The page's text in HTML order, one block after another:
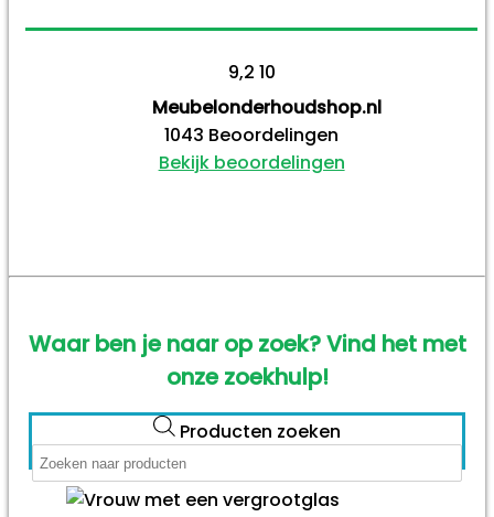
9,2 10
Meubelonderhoudshop.nl
1043 Beoordelingen
Bekijk beoordelingen
Waar ben je naar op zoek? Vind het met
onze zoekhulp!
Producten zoeken